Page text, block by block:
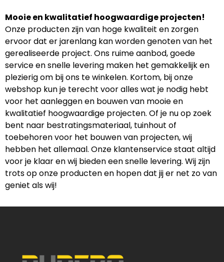
Mooie en kwalitatief hoogwaardige projecten!
Onze producten zijn van hoge kwaliteit en zorgen
ervoor dat er jarenlang kan worden genoten van het
gerealiseerde project. Ons ruime aanbod, goede
service en snelle levering maken het gemakkelijk en
plezierig om bij ons te winkelen. Kortom, bij onze
webshop kun je terecht voor alles wat je nodig hebt
voor het aanleggen en bouwen van mooie en
kwalitatief hoogwaardige projecten. Of je nu op zoek
bent naar bestratingsmateriaal, tuinhout of
toebehoren voor het bouwen van projecten, wij
hebben het allemaal. Onze klantenservice staat altijd
voor je klaar en wij bieden een snelle levering. Wij zijn
trots op onze producten en hopen dat jij er net zo van
geniet als wij!